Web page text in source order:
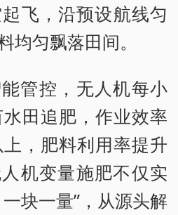
飞，沿预设航线匀
均匀飘落田间。
管控，无人机每小
田追肥，作业效率
，肥料利用率提升
机变量施肥不仅实
块一量”，从源头解